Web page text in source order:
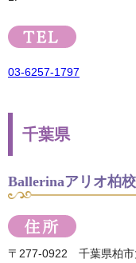
03-6257-1797
千葉県
Ballerinaアリオ柏校
〒277-0922 千葉県柏